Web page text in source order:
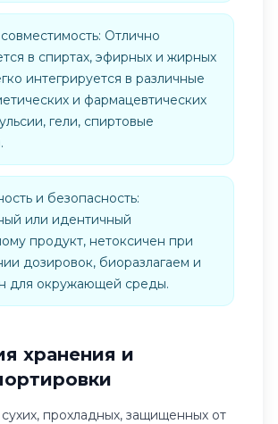
Отлично
в спиртах, эфирных и жирных
интегрируется в различные
и фармацевтических
гели, спиртовые
и безопасность:
или идентичный
продукт, нетоксичен при
дозировок, биоразлагаем и
для окружающей среды.
хранения и
прохладных, защищенных от